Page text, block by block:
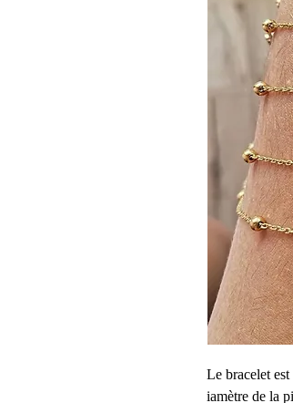
Le bracelet
iamètre de la